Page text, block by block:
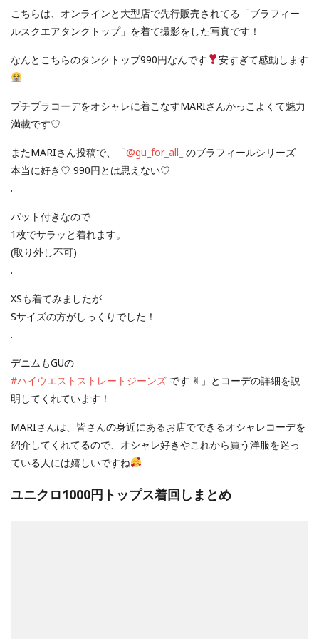
こちらは、オンラインと大型店で先行販売されてる「ブラフィー
ルスクエアタンクトップ」を着て撮影をした写真です！
なんとこちらのタンクトップ990円なんです 安すぎて感動します
プチプラコーデをオシャレに着こなすMARIさんかっこよくて魅力
満載です♡
またMARIさん投稿で、「@gu_for_all_ のブラフィールシリーズ
本当に好き♡ 990円とは思えない♡
.
パット付きなので
1枚でサラッと着れます。
(取り外し不可)
.
XSも着てみましたが
Sサイズの方がしっくりでした！
.
デニムもGUの
#ハイウエストストレートジーンズ です ✌︎ 」とコーデの詳細を説
明してくれています！
MARIさんは、皆さんの身近にあるお店でできるオシャレコーデを
紹介してくれてるので、オシャレ好きやこれから買う洋服を迷っ
ている人には嬉しいですね
ユニクロ1000円トップス着回しまとめ